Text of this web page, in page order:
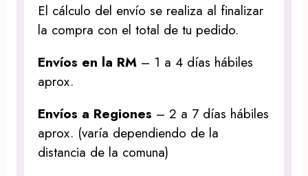
El cálculo del envío se realiza al finalizar
la compra con el total de tu pedido.
Envíos en la RM – 1 a 4 días hábiles
aprox.
Envíos a Regiones – 2 a 7 días hábiles
aprox. (varía dependiendo de la
distancia de la comuna)